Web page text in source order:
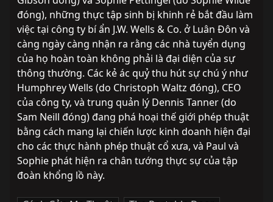
đóng), những thực tập sinh bị khinh rẻ bắt đầu làm
việc tại công ty bí ẩn J.W. Wells & Co. ở Luân Đôn và
càng ngày càng nhận ra rằng các nhà tuyển dụng
của họ hoàn toàn không phải là đại diện của sự
thông thường. Các kẻ ác quỷ thu hút sự chú ý như
Humphrey Wells (do Christoph Waltz đóng), CEO
của công ty, và trung quản lý Dennis Tanner (do
Sam Neill đóng) đang phá hoại thế giới phép thuật
bằng cách mang lại chiến lược kinh doanh hiện đại
cho các thực hành phép thuật cổ xưa, và Paul và
Sophie phát hiện ra chân tướng thực sự của tập
đoàn khổng lồ này.